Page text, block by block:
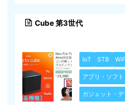
Cube 第3世代
IoT STB
アプリ・ソフト
ガジェット・デ